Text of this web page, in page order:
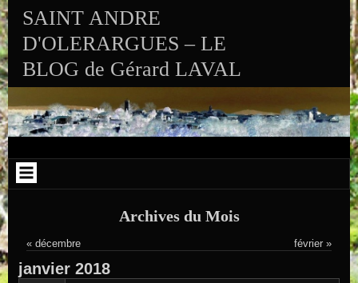
Skip to VISITS_COUNTER_WIDGET
SAINT ANDRE
D'OLERARGUES – LE
BLOG de Gérard LAVAL
Archives du Mois
« décembre février »
janvier 2018